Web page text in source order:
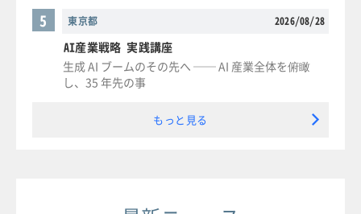
東京都 2026/08/28
5
AI産業戦略 実践講座
生成 AI ブームのその先へ ── AI 産業全体を俯瞰
し、35 年先の事
もっと見る